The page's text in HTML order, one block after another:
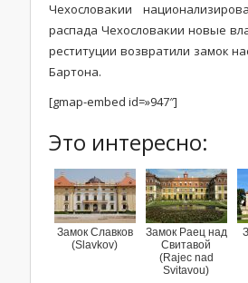
Чехословакии
распада Чехословакии новые
реституции возвратили замок
Бартона.
[gmap-embed id=»947″]
Это интересно:
Замок Славков
(Slavkov)
Замок Раец над
Свитавой
(Rajec nad
Svitavou)